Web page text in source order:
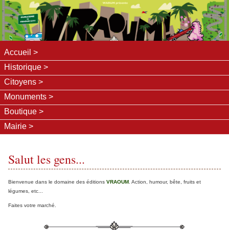
Accueil
Historique
Citoyens
Monuments
Boutique
Mairie
Salut les gens...
Bienvenue dans le domaine des éditions VRAOUM . Action, humour, bête, fruits et
légumes, etc...
Faites votre marché.